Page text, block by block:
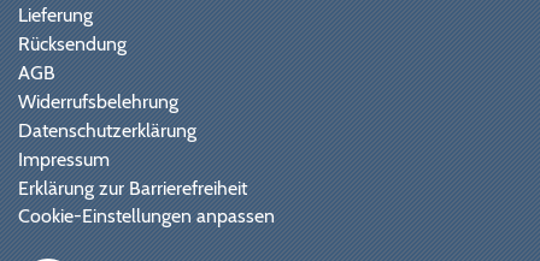
Lieferung
Rücksendung
AGB
Widerrufsbelehrung
Datenschutzerklärung
Impressum
Erklärung zur Barrierefreiheit
Cookie-Einstellungen anpassen